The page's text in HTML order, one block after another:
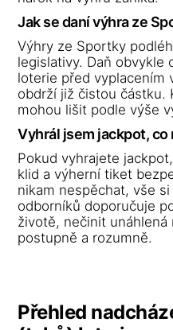
Jak se daní výhra ze
Výhry ze Sportky
legislativy. Daň obvykle
loterie před vyplacením
obdrží již čistou částku.
mohou lišit podle výše
Vyhrál jsem jackpot, co
Pokud vyhrajete
klid a výherní tiket
nikam nespěchat, vše
odborníků doporučuje
životě, nečinit
postupně a rozumně.
Přehled